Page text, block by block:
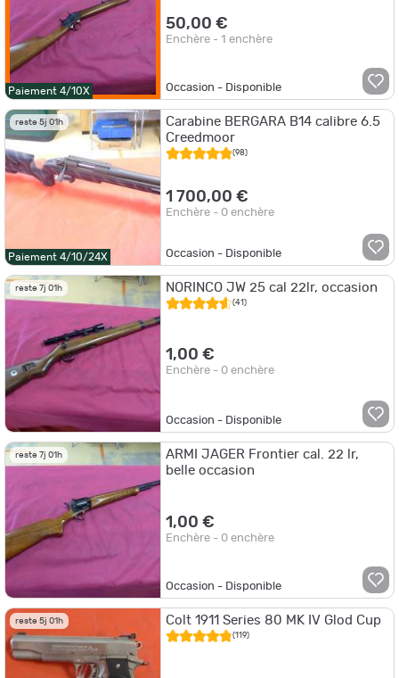
Paiement 4/10X
50,00 €
Enchère - 1 enchère
Occasion - Disponible
reste 5j 01h
Paiement 4/10/24X
Carabine BERGARA B14 calibre 6.5
Creedmoor
(98)
1 700,00 €
Enchère - 0 enchère
Occasion - Disponible
reste 7j 01h NORINCO JW 25 cal 22lr, occasion
(41)
1,00 €
Enchère - 0 enchère
Occasion - Disponible
reste 7j 01h
ARMI JAGER Frontier cal. 22 lr,
belle occasion
1,00 €
Enchère - 0 enchère
Occasion - Disponible
reste 5j 01h Colt 1911 Series 80 MK IV Glod Cup
(119)